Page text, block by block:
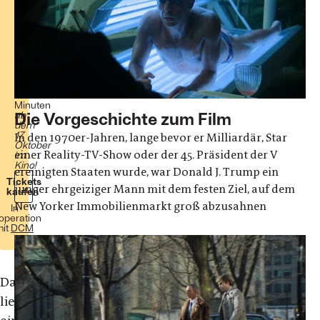
Minuten
ab
dem
17.
Oktober
im
Kino!
Tickets
kaufen
In
DCM
Dabei
liegt
Die Vorgeschichte zum Film
In den 1970er-Jahren, lange bevor er Milliardär, Star
einer Reality-TV-Show oder der 45. Präsident der V
ereinigten Staaten wurde, war Donald J. Trump ein
junger ehrgeiziger Mann mit dem festen Ziel, auf dem
New Yorker Immobilienmarkt groß abzusahnen